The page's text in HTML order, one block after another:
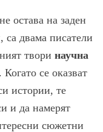
остава на заден
двама писатели
твори научна
. Когато се оказват
истории, те
и да намерят
сюжетни